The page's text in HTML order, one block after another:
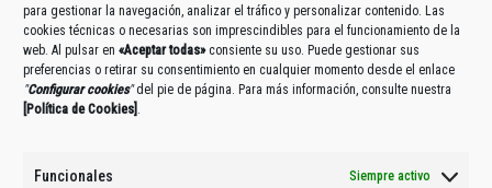
para gestionar la navegación, analizar el tráfico y personalizar contenido. Las
cookies técnicas o necesarias son imprescindibles para el funcionamiento de la
web. Al pulsar en «Aceptar todas»consiente su uso. Puede gestionar sus
preferencias o retirar su consentimiento en cualquier momento desde el enlace
"Configurar cookies"del pie de página. Para más información, consulte nuestra
Política de Cookies]
Funcionales Siempre activo
CORONA DE NAVIDAD